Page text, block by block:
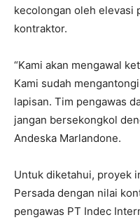
kecolongan oleh elevasi
kontraktor.
“Kami akan mengawal
Kami sudah
lapisan. Tim pengawas
jangan bersekongkol
Andeska Marlandone.
Untuk diketahui, proyek
Persada dengan nilai
pengawas PT Indec